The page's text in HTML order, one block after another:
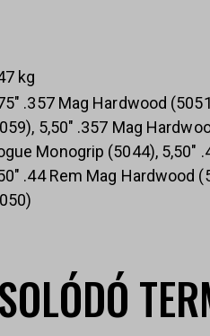
kg
.357 Mag Hardwood
5,50" .357 Mag
Monogrip (5044), 5,50"
.44 Rem Mag Hardwood